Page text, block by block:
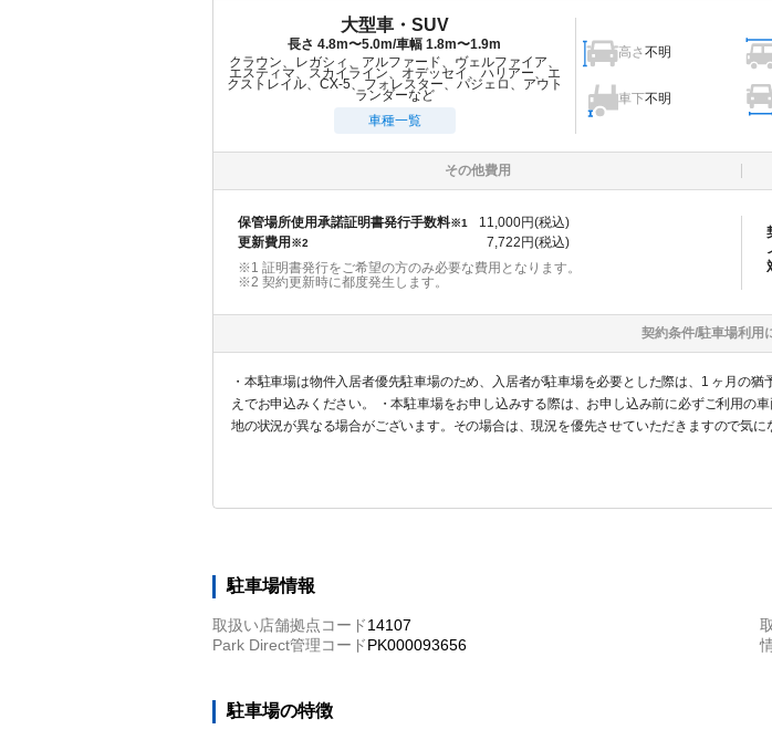
大型車・SUV
長さ 4.8m〜5.0m/車幅 1.8m〜1.9m
クラウン、レガシィ、アルファード、ヴェルファイア、
エスティマ、スカイライン、オデッセイ、ハリアー、エ
クストレイル、CX-5、フォレスター、パジェロ、アウト
ランダーなど
車種一覧
高さ不明
車下不明
その他費用
保管場所使用承諾証明書発行手数料※1 11,000円(税込)
更新費用※2 7,722円(税込)
※1 証明書発行をご希望の方のみ必要な費用となります。
※2 契約更新時に都度発生します。
契約条件/駐車場利用
・本駐車場は物件入居者優先駐車場のため、入居者が駐車場を必要とした際は、1 ヶ月の
えでお申込みください。 ・本駐車場をお申し込みする際は、お申し込み前に必ずご利用の
地の状況が異なる場合がございます。その場合は、現況を優先させていただきますので気
駐車場情報
取扱い店舗拠点コード14107
Park Direct管理コードPK000093656
駐車場の特徴